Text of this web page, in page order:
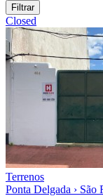
Filtrar
Closed
Terrenos
Ponta Delgada › São